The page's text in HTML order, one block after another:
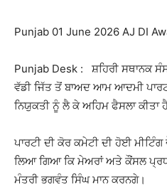
Punjab 01 June 2026 AJ DI
Punjab Desk : ਸ਼ਹਿਰੀ ਸਥਾਨਕ
ਵੱਡੀ ਜਿੱਤ ਤੋਂ ਬਾਅਦ ਆਮ ਆਦਮੀ
ਨਿਯੁਕਤੀ ਨੂੰ ਲੈ ਕੇ ਅਹਿਮ ਫੈਸਲਾ ਕੀਤਾ
ਪਾਰਟੀ ਦੀ ਕੋਰ ਕਮੇਟੀ ਦੀ ਹੋਈ
ਲਿਆ ਗਿਆ ਕਿ ਮੇਅਰਾਂ ਅਤੇ ਕੌਂਸਲ
ਮੰਤਰੀ ਭਗਵੰਤ ਸਿੰਘ ਮਾਨ ਕਰਨਗੇ।